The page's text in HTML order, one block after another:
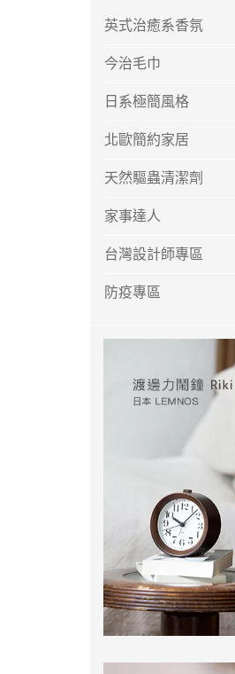
英式治癒系香氛
今治毛巾
日系極簡風格
北歐簡約家居
天然驅蟲清潔劑
家事達人
台灣設計師專區
防疫專區